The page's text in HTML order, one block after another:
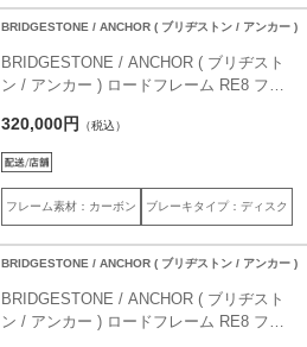
BRIDGESTONE / ANCHOR ( ブリヂストン / アンカー )
BRIDGESTONE / ANCHOR ( ブリヂスト
ン / アンカー ) ロードフレーム RE8 フレ
目安155cm前後 )
320,000円 （税込）
フレーム素材：カーボン ブレーキタイプ：ディスク
BRIDGESTONE / ANCHOR ( ブリヂストン / アンカー )
BRIDGESTONE / ANCHOR ( ブリヂスト
ン / アンカー ) ロードフレーム RE8 フレ